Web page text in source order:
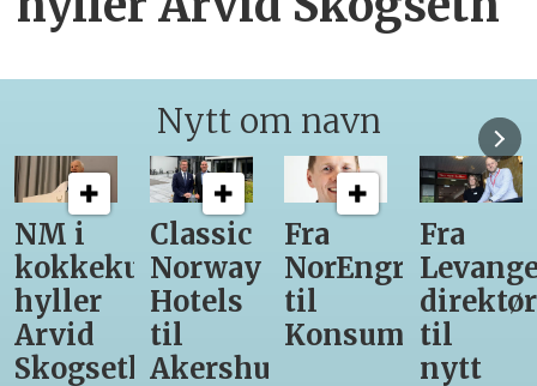
Nytt om navn
Classic
Norway
Hotels
til
Akershus
Fra
NorEngros
til
Konsumgruppen
Fra
Levanger-
direktør
til
12
får
være
med